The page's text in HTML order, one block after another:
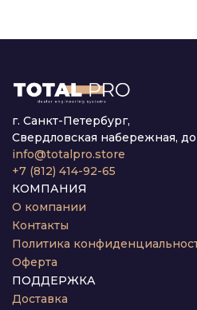
г. Санкт-Петербург,
Свердловская набережная,
info@totalpro.store
+7 (812) 414-92-65
КОМПАНИЯ
О компании
Контакты
Политика
Оферта
ПОДДЕРЖКА
Доставка